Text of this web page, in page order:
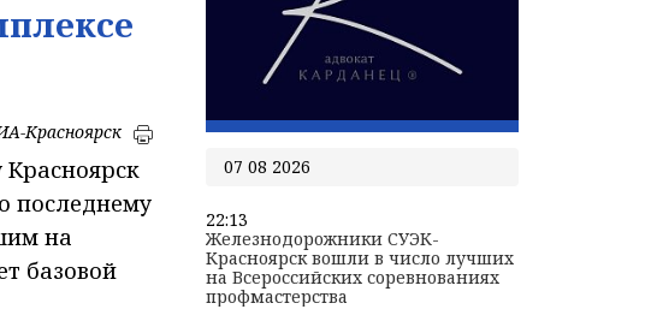
Красноярск
последнему
на
базовой
07 08 2026
22:13
Железнодорожники СУЭК-
Красноярск вошли в число лучших
на Всероссийских соревнованиях
профмастерства